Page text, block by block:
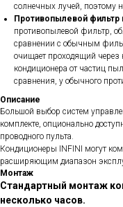
солнечных лучей, поэтому
Противопылевой фильтр
противопылевой фильтр,
сравнении с обычным
очищает проходящий через
кондиционера от частиц
сравнения, у обычного
Описание
Большой выбор систем
комплекте, опционально
проводного пульта.
Кондиционеры INFINI могут
расширяющим диапазон
Монтаж
Стандартный монтаж
несколько часов.